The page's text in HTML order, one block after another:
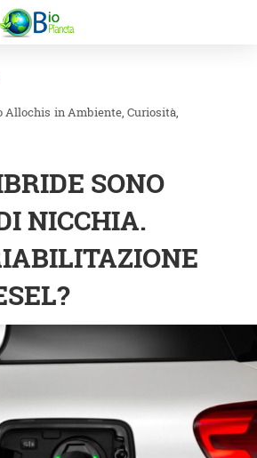
Allochis inAmbiente Curiosità
SONO
NICCHIA.